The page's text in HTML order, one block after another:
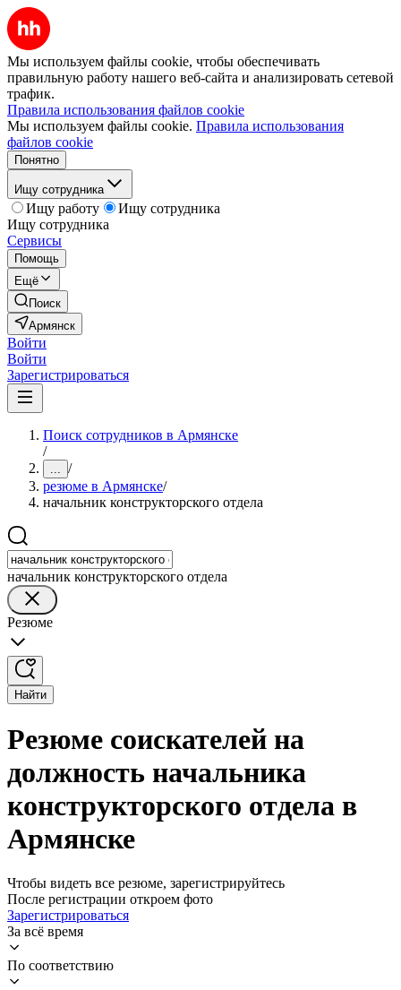
Мы используем файлы cookie, чтобы обеспечивать
правильную работу нашего веб-сайта и анализировать сетевой
трафик.
Правила использования файлов cookie
Мы используем файлы cookie. Правила использования
файлов cookie
Понятно
Ищу сотрудника
Ищу работу
Ищу сотрудника
Ищу сотрудника
Сервисы
Помощь
Ещё
Поиск
Армянск
Войти
Войти
Зарегистрироваться
Поиск сотрудников в Армянске
/
... /
резюме в Армянске/
начальник конструкторского отдела
начальник конструкторского отдела
Резюме
Найти
Резюме соискателей на
должность начальника
конструкторского отдела в
Армянске
Чтобы видеть все резюме, зарегистрируйтесь
После регистрации откроем фото
Зарегистрироваться
За всё время
По соответствию